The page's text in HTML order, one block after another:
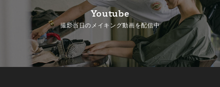
Youtube
撮影当日のメイキング動画を配信中